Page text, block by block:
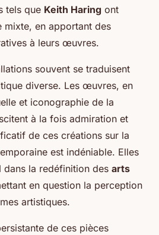
tels que Keith Haring ont
mixte, en apportant des
à leurs œuvres.
souvent se traduisent
diverse. Les œuvres, en
et iconographie de la
à la fois admiration et
de ces créations sur la
est indéniable. Elles
dans la redéfinition des arts
en question la perception
artistiques.
de ces pièces